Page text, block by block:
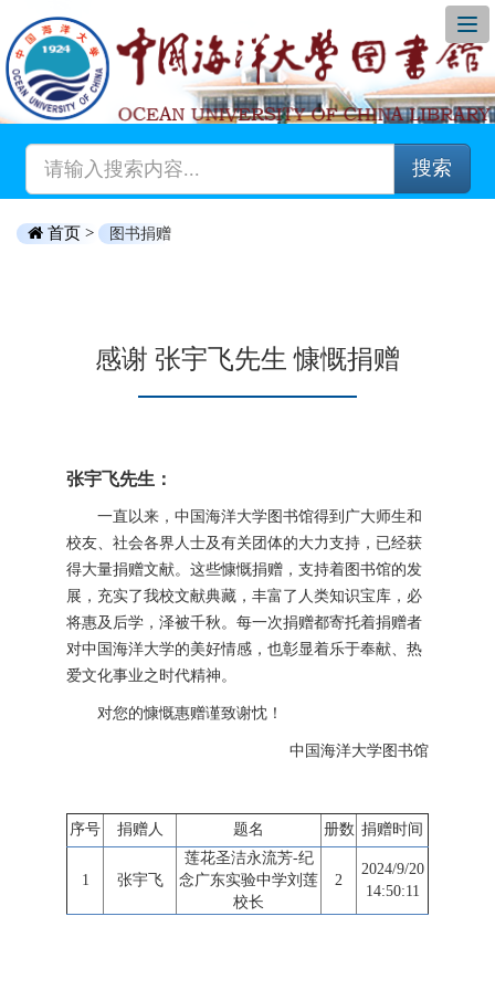
搜索
首页 > 图书捐赠
感谢 张宇飞先生 慷慨捐赠
张宇飞先生：
一直以来，中国海洋大学图书馆得到广大师生和
校友、社会各界人士及有关团体的大力支持，已经获
得大量捐赠文献。这些慷慨捐赠，支持着图书馆的发
展，充实了我校文献典藏，丰富了人类知识宝库，必
将惠及后学，泽被千秋。每一次捐赠都寄托着捐赠者
对中国海洋大学的美好情感，也彰显着乐于奉献、热
爱文化事业之时代精神。
对您的慷慨惠赠谨致谢忱！
中国海洋大学图书馆
序号 捐赠人 题名 册数 捐赠时间
1 张宇飞
莲花圣洁永流芳-纪
念广东实验中学刘莲
校长
2
2024/9/20
14:50:11